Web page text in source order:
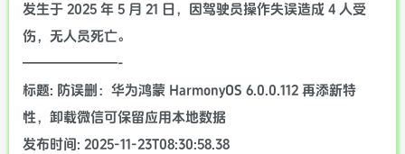
发生于 2025 年 5 月 21 日，因驾驶员操作失误造成 4 人受
伤，无人员死亡。
———————-
标题: 防误删：华为鸿蒙 HarmonyOS 6.0.0.112 再添新特
性，卸载微信可保留应用本地数据
发布时间: 2025-11-23T08:30:58.38